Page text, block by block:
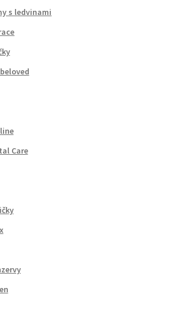
s ledvinami
Care